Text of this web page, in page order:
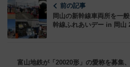
前の記事
岡山の新幹線車両所を一
幹線ふれあいデー in 岡山
富山地鉄が「20020形」の愛称を募集